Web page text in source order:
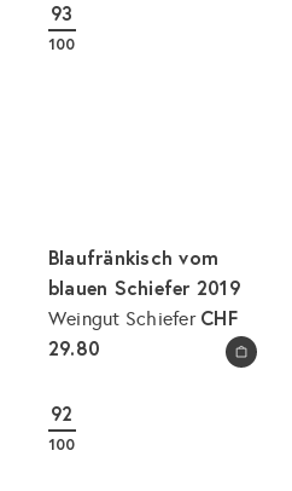
In den Warenkorb legen
93
100
Blaufränkisch vom
blauen Schiefer 2019
Weingut Schiefer CHF
29.80
92
100